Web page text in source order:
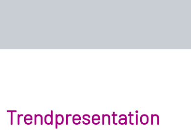
Trendpresentation